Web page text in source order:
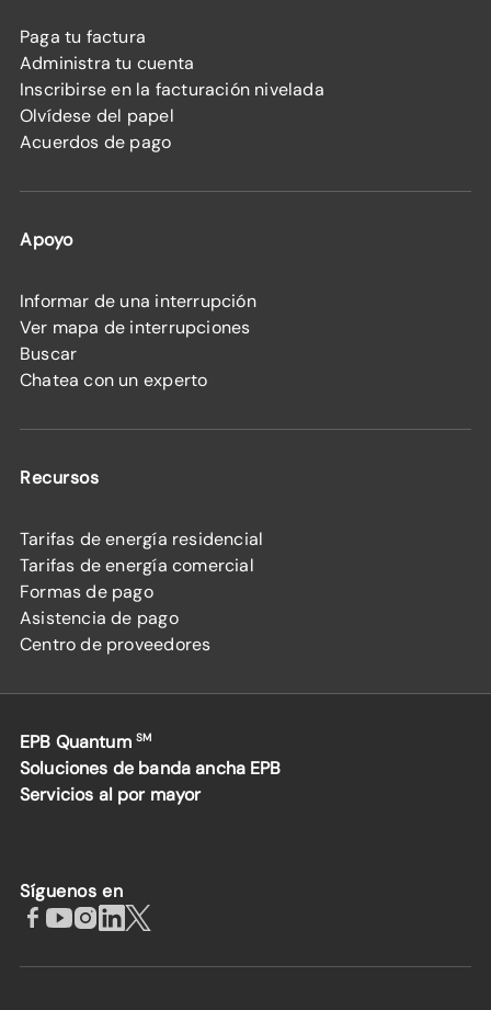
Paga tu factura
Administra tu cuenta
Inscribirse en la facturación nivelada
Olvídese del papel
Acuerdos de pago
Apoyo
Informar de una interrupción
Ver mapa de interrupciones
Buscar
Chatea con un experto
Recursos
Tarifas de energía residencial
Tarifas de energía comercial
Formas de pago
Asistencia de pago
Centro de proveedores
EPB Quantum SM
Soluciones de banda ancha EPB
Servicios al por mayor
Síguenos en